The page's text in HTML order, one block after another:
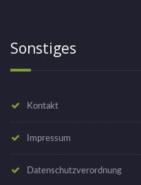
Sonstiges
Kontakt
Impressum
Datenschutzverordnung